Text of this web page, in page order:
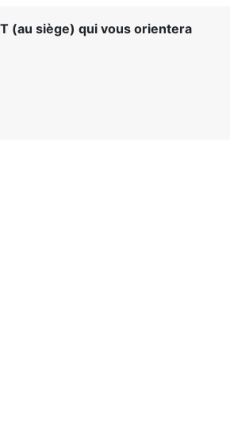
(au siège) qui vous orientera